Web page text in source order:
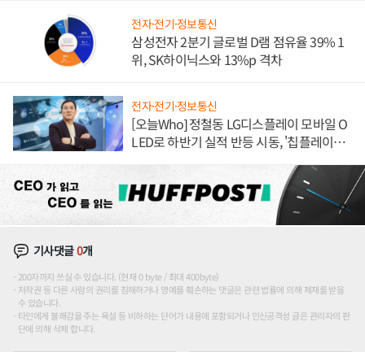
전자·전기·정보통신
삼성전자 2분기 글로벌 D램 점유율 39% 1
위, SK하이닉스와 13%p 격차
전자·전기·정보통신
[오늘Who] 정철동 LG디스플레이 모바일 O
LED로 하반기 실적 반등 시동, '칩플레이
기사댓글0개
200자까지 쓰실 수 있습니다. (현재 0 byte / 최대 400byte)
저작권 등 다른 사람의 권리를 침해하거나 명예를 훼손하는 댓글은 관련 법률에 의해 제재를 받을
수 있습니다.
타인에게 불쾌감을 주는 욕설 등 비하하는 단어가 내용에 포함되거나 인신공격성 글은 관리자의 판
단에 의해 삭제 합니다.